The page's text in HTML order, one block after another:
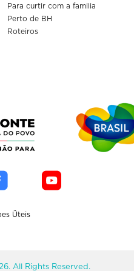
Para curtir com a familia
Perto de BH
Roteiros
Üteis
All Rights Reserved.